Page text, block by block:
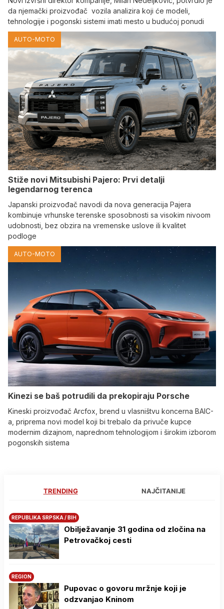
da njemački proizvođač vozila analizira koji će modeli,
tehnologije i pogonski sistemi imati mesto u budućoj ponudi
AUTO-MOTO
Stiže novi Mitsubishi Pajero: Prvi detalji
legendarnog terenca
Japanski proizvođač navodi da nova generacija Pajera
kombinuje vrhunske terenske sposobnosti sa visokim nivoom
udobnosti, bez obzira na vremenske uslove ili kvalitet
podloge
AUTO-MOTO
Kinezi se baš potrudili da prekopiraju Porsche
Kineski proizvođač Arcfox, brend u vlasništvu koncerna BAIC-
a, priprema novi model koji bi trebalo da privuče kupce
modernim dizajnom, naprednom tehnologijom i širokim izborom
pogonskih sistema
TRENDING NAJČITANIJE
REPUBLIKA SRPSKA / BIH
Obilježavanje 31 godina od zločina na
Petrovačkoj cesti
REGION
Pupovac o govoru mržnje koji je
odzvanjao Kninom